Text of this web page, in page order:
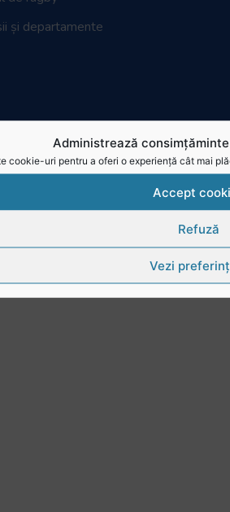
Administrează
cookie-uri pentru a oferi o experiență cât mai
Accept
Refuză
Vezi
și departamente
cookies